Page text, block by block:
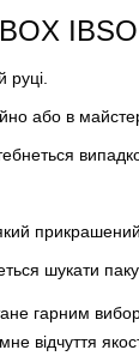
IBSO
руці.
або в
шукати
гарним
відчуття